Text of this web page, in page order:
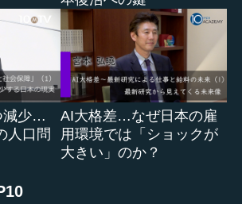
減少…
人口問
AI大格差…なぜ日本の雇
用環境では「ショックが
大きい」のか？